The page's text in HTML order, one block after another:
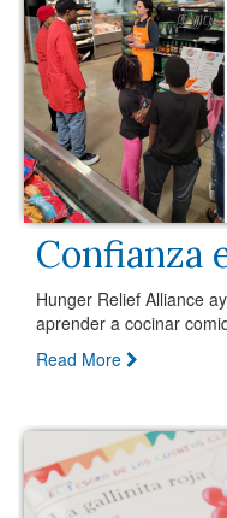
Confianza
Hunger Relief Alliance
aprender a cocinar
Read More